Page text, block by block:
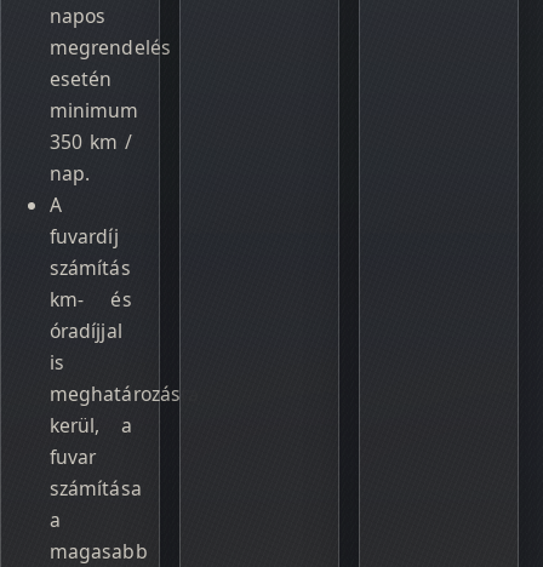
napos
megrendelés
esetén
minimum
350 km /
nap.
A
fuvardíj
számítás
km- és
óradíjjal
is
meghatározásra
kerül, a
fuvar
számítása
a
magasabb